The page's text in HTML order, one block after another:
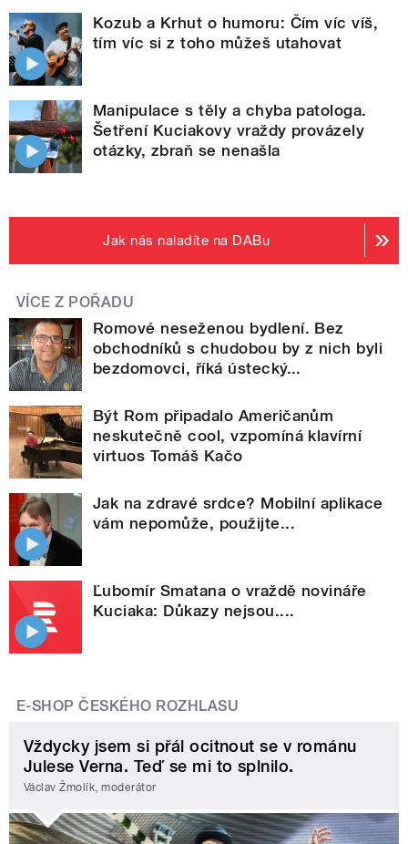
Kozub a Krhut o humoru: Čím víc víš,
tím víc si z toho můžeš utahovat
Manipulace s těly a chyba patologa.
Šetření Kuciakovy vraždy provázely
otázky, zbraň se nenašla
Jak nás naladíte na DABu
VÍCE Z POŘADU
Romové neseženou bydlení. Bez
obchodníků s chudobou by z nich byli
bezdomovci, říká ústecký...
Být Rom připadalo Američanům
neskutečně cool, vzpomíná klavírní
virtuos Tomáš Kačo
Jak na zdravé srdce? Mobilní aplikace
vám nepomůže, použijte...
Ľubomír Smatana o vraždě novináře
Kuciaka: Důkazy nejsou....
E-SHOP ČESKÉHO ROZHLASU
Vždycky jsem si přál ocitnout se v románu
Julese Verna. Teď se mi to splnilo.
Václav Žmolík, moderátor